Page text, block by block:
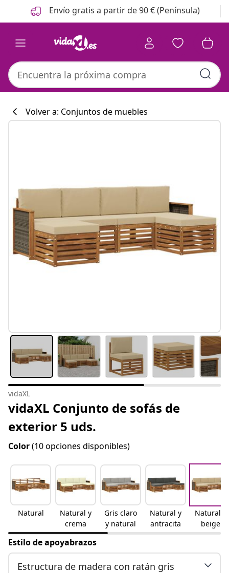
Anterior
Siguiente Envío gratis a partir de 90 € (Península)
Volver a: Conjuntos de muebles
vidaXL
vidaXL Conjunto de sofás de
exterior 5 uds.
Color(10 opciones disponibles)
Natural
Natural y
crema
Gris claro
y natural
Natural y
antracita
Natural y
beige
Estilo de apoyabrazos
Estructura de madera con ratán gris